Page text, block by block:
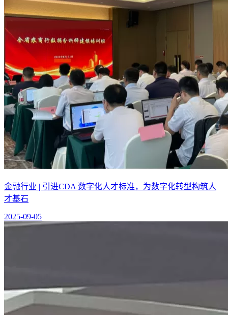
金融行业 | 引进CDA 数字化人才标准，为数字化转型构筑人
才基石
2025-09-05